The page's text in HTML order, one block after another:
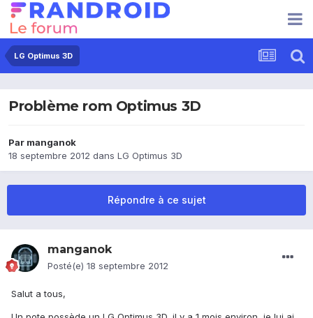
LG Optimus 3D
Problème rom Optimus 3D
Par manganok
18 septembre 2012 dans LG Optimus 3D
Répondre à ce sujet
manganok
Posté(e) 18 septembre 2012
Salut a tous,